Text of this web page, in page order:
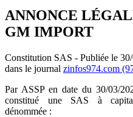
ANNONCE
GM IMPORT
Constitution SAS - Publiée le
dans le journal zinfos974.com
Par ASSP en date du 30/03/
constitué une SAS à
dénommée :